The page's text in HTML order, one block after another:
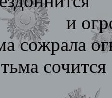
и
Тьма
тьма